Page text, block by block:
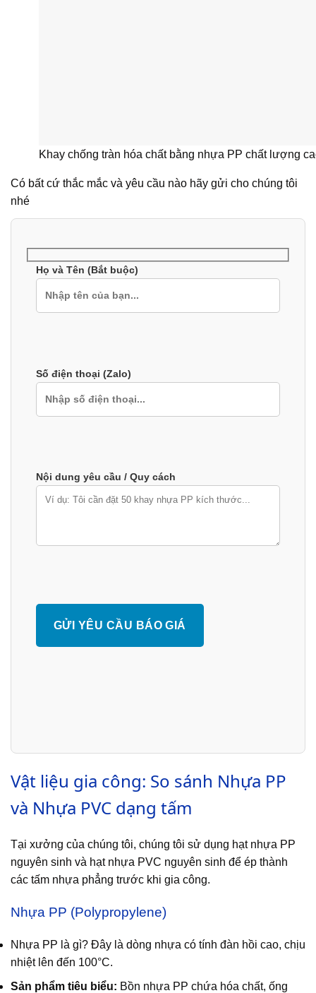
Khay chống tràn hóa chất bằng nhựa PP chất lượng
Có bất cứ thắc mắc và yêu cầu nào hãy gửi cho chúng tôi
nhé
Họ và Tên (Bắt buộc)
Số điện thoại (Zalo)
Nội dung yêu cầu / Quy cách
Vật liệu gia công: So sánh Nhựa PP
và Nhựa PVC dạng tấm
Tại xưởng của chúng tôi, chúng tôi sử dụng hạt nhựa PP
nguyên sinh và hạt nhựa PVC nguyên sinh để ép thành
các tấm nhựa phẳng trước khi gia công.
Nhựa PP (Polypropylene)
Nhựa PP là gì? Đây là dòng nhựa có tính đàn hồi cao, chịu
nhiệt lên đến 100°C.
Sản phẩm tiêu biểu: Bồn nhựa PP chứa hóa chất, ống